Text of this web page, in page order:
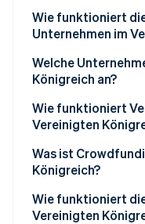
Wie funktioniert
Unternehmen im
Welche
Königreich an?
Wie funktioniert
Vereinigten
Was ist
Königreich?
Wie funktioniert
Vereinigten